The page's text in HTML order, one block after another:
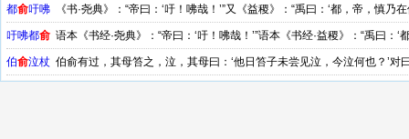
都俞吁咈 《书·尧典》：“帝曰：‘吁！咈哉！’”又《益稷》：“禹曰：‘都，帝，慎乃在
吁咈都俞语本《书经·尧典》：“帝曰：‘吁！咈哉！’”语本《书经·益稷》：“禹曰：‘
伯俞泣杖 伯俞有过，其母笞之，泣，其母曰：‘他日笞子未尝见泣，今泣何也？’